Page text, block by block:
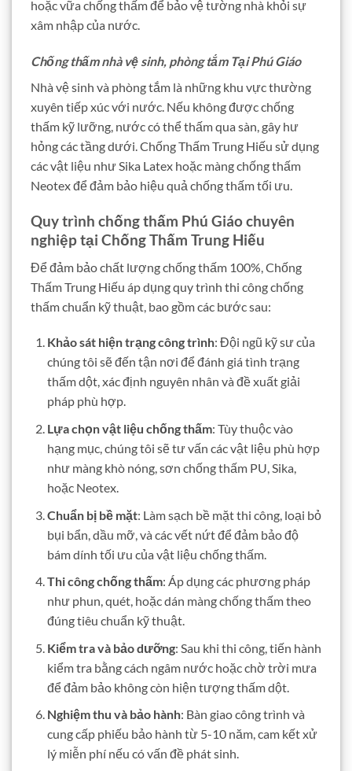
hoặc vữa chống thấm để bảo vệ tường nhà khỏi sự
xâm nhập của nước.
Chống thấm nhà vệ sinh, phòng tắm Tại Phú Giáo
Nhà vệ sinh và phòng tắm là những khu vực thường
xuyên tiếp xúc với nước. Nếu không được chống
thấm kỹ lưỡng, nước có thể thấm qua sàn, gây hư
hỏng các tầng dưới. Chống Thấm Trung Hiếu sử dụng
các vật liệu như Sika Latex hoặc màng chống thấm
Neotex để đảm bảo hiệu quả chống thấm tối ưu.
Quy trình chống thấm Phú Giáo chuyên
nghiệp tại Chống Thấm Trung Hiếu
Để đảm bảo chất lượng chống thấm 100%, Chống
Thấm Trung Hiếu áp dụng quy trình thi công chống
thấm chuẩn kỹ thuật, bao gồm các bước sau:
Khảo sát hiện trạng công trình: Đội ngũ kỹ sư của
chúng tôi sẽ đến tận nơi để đánh giá tình trạng
thấm dột, xác định nguyên nhân và đề xuất giải
pháp phù hợp.
Lựa chọn vật liệu chống thấm: Tùy thuộc vào
hạng mục, chúng tôi sẽ tư vấn các vật liệu phù hợp
như màng khò nóng, sơn chống thấm PU, Sika,
hoặc Neotex.
Chuẩn bị bề mặt: Làm sạch bề mặt thi công, loại bỏ
bụi bẩn, dầu mỡ, và các vết nứt để đảm bảo độ
bám dính tối ưu của vật liệu chống thấm.
Thi công chống thấm: Áp dụng các phương pháp
như phun, quét, hoặc dán màng chống thấm theo
đúng tiêu chuẩn kỹ thuật.
Kiểm tra và bảo dưỡng: Sau khi thi công, tiến hành
kiểm tra bằng cách ngâm nước hoặc chờ trời mưa
để đảm bảo không còn hiện tượng thấm dột.
Nghiệm thu và bảo hành: Bàn giao công trình và
cung cấp phiếu bảo hành từ 5-10 năm, cam kết xử
lý miễn phí nếu có vấn đề phát sinh.